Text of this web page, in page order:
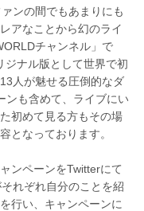
ンの間でもあまりにも
アなことから幻のライ
チャンネル」で
ジナル版として世界で初
人が魅せる圧倒的なダ
ンも含めて、ライブにい
初めて見る方もその場
となっております。
ンペーンをTwitterにて
れぞれ自分のことを紹
行い、キャンペーンに